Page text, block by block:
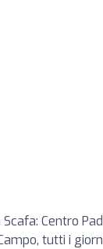
Centro
tutti i